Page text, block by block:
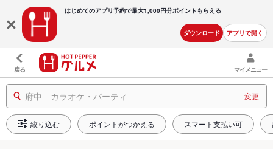
はじめてのアプリ予約で最大1,000円分ポイントもらえる
ダウンロード アプリで開く
戻る マイメニュー
府中 カラオケ・パーティ 変更
絞り込む ポイントがつかえる スマート支払い可